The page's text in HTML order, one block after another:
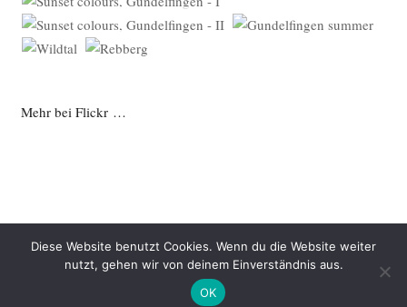
Mehr bei Flickr …
Datenschutzerklärung Mit Stolz präsentiert von WordPress
Diese Website benutzt Cookies. Wenn du die Website weiter
nutzt, gehen wir von deinem Einverständnis aus.
OK